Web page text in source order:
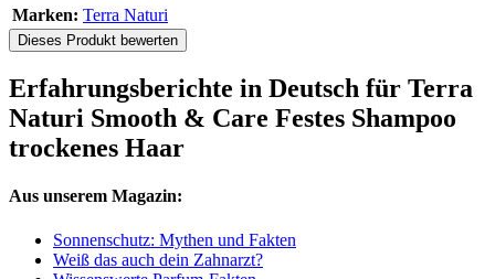
Marken: Terra Naturi
Dieses Produkt bewerten
Erfahrungsberichte in Deutsch für Terra
Naturi Smooth & Care Festes Shampoo
trockenes Haar
Aus unserem Magazin:
Sonnenschutz: Mythen und Fakten
Weiß das auch dein Zahnarzt?